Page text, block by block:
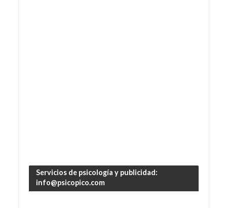
Servicios de psicología y publicidad:
info@psicopico.com